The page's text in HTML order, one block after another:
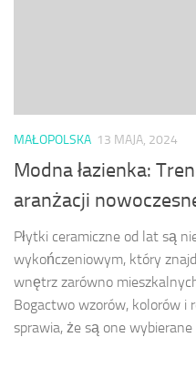
MAŁOPOLSKA 13 MAJA, 2024
Modna łazienka:
aranżacji
Płytki ceramiczne od lat są
wykończeniowym, który
wnętrz zarówno
Bogactwo wzorów, kolorów i
sprawia, że są one wybierane